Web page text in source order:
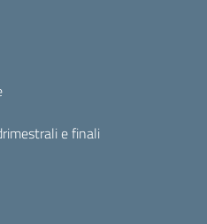
e finali